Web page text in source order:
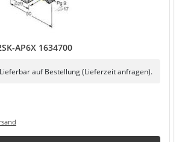
AP6X 1634700
Lieferbar auf Bestellung (Lieferzeit anfragen).